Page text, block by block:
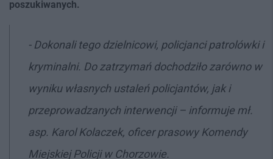
poszukiwanych.
- Dokonali tego dzielnicowi, policjanci patrolówki i
kryminalni. Do zatrzymań dochodziło zarówno w
wyniku własnych ustaleń policjantów, jak i
przeprowadzanych interwencji – informuje mł.
asp. Karol Kolaczek, oficer prasowy Komendy
Miejskiej Policji w Chorzowie.